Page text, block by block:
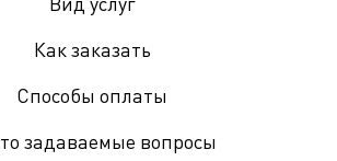
Как заказать
Способы оплаты
задаваемые вопросы